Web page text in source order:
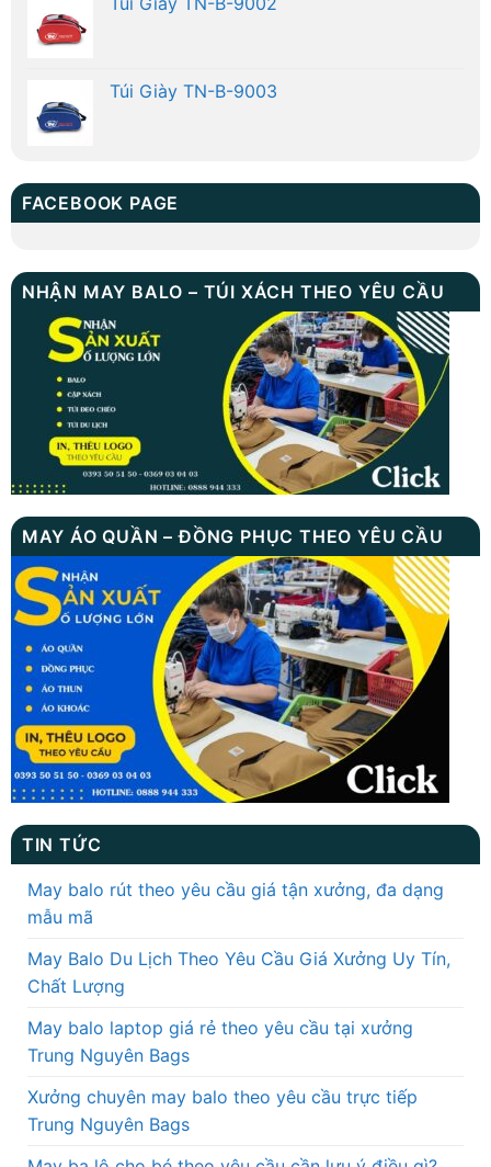
Túi Giày TN-B-9003
FACEBOOK PAGE
NHẬN MAY BALO – TÚI XÁCH THEO YÊU CẦU
MAY ÁO QUẦN – ĐỒNG PHỤC THEO YÊU CẦU
TIN TỨC
May balo rút theo yêu cầu giá tận xưởng, đa dạng
mẫu mã
May Balo Du Lịch Theo Yêu Cầu Giá Xưởng Uy Tín,
Chất Lượng
May balo laptop giá rẻ theo yêu cầu tại xưởng
Trung Nguyên Bags
Xưởng chuyên may balo theo yêu cầu trực tiếp
Trung Nguyên Bags